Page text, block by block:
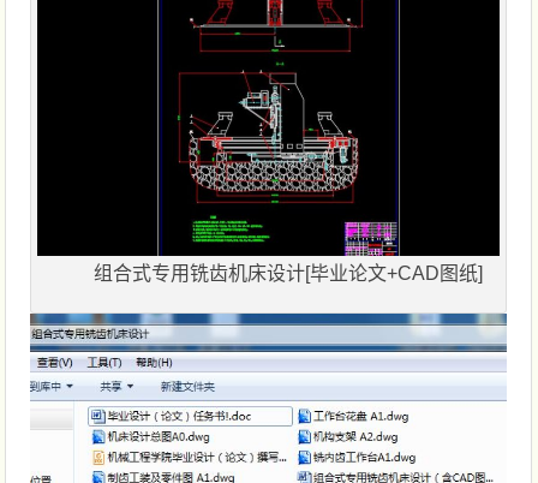
组合式专用铣齿机床设计[毕业论文+CAD图纸]